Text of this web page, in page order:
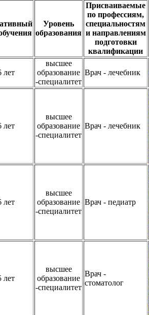
Уровень
образования
Присваиваемые
по профессиям,
специальностям
и направлениям
подготовки
квалификации
лет
высшее
образование
-специалитет
Врач - лечебник
лет
высшее
образование
-специалитет
Врач - лечебник
лет
высшее
образование
-специалитет
Врач - педиатр
лет
высшее
образование
-специалитет
Врач -
стоматолог